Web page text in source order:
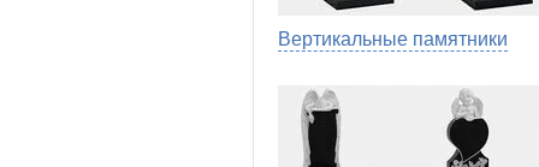
Вертикальные памятники